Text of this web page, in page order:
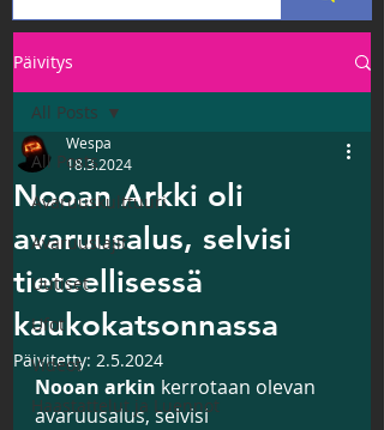
Päivitys
All Posts
Avaruuskulttuuri
Avaruuslajit
Uutiset
Ufot
Videot
Haastattelut ja Luennot
All Posts
Nooan Arkki oli
avaruusalus, selvisi
tieteellisessä
kaukokatsonnassa
Wespa
18.3.2024
Päivitetty: 2.5.2024
Nooan arkin kerrotaan olevan
avaruusalus, selvisi